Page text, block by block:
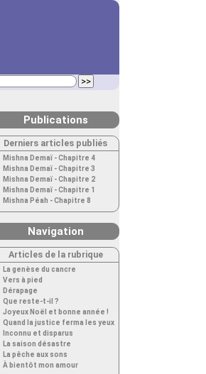
Publications
Derniers articles publiés
Mishna Demaï - Chapitre 4
Mishna Demaï - Chapitre 3
Mishna Demaï - Chapitre 2
Mishna Demaï - Chapitre 1
Mishna Péah - Chapitre 8
Navigation
Articles de la rubrique
La genèse du cancre
Vers à pied
Dérapage
Que reste-t-il ?
Joyeux Noël et bonne année !
Quand la justice ferma les yeux
Inconnu et disparus
La saison désastre
La pêche aux sons
À bientôt mon amour